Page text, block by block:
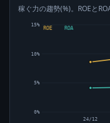
稼ぐ力の趨勢(%)。ROEと
0%
5%
10%
15%
ROE ROA
24/12